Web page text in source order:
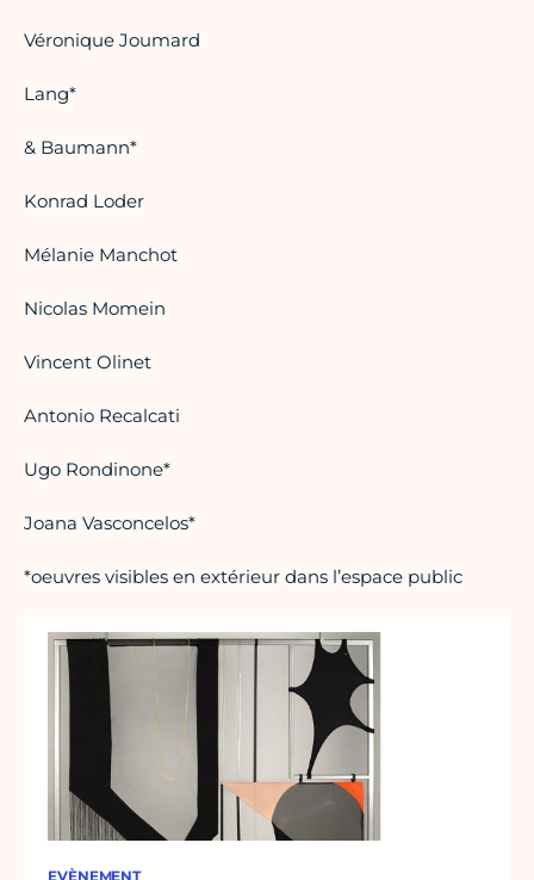
Véronique Joumard
Lang*
& Baumann*
Konrad Loder
Mélanie Manchot
Nicolas Momein
Vincent Olinet
Antonio Recalcati
Ugo Rondinone*
Joana Vasconcelos*
*oeuvres visibles en extérieur dans l’espace public
EVÈNEMENT